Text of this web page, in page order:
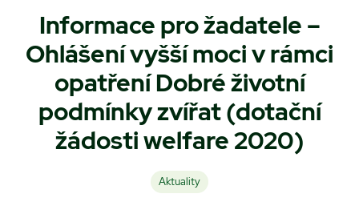
Informace pro žadatele –
Ohlášení vyšší moci v rámci
opatření Dobré životní
podmínky zvířat (dotační
žádosti welfare 2020)
Aktuality